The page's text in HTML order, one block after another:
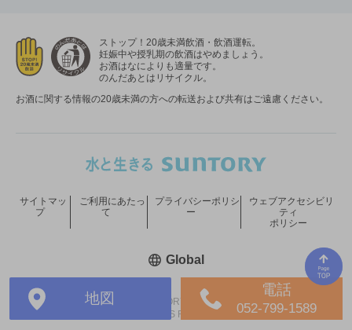
地図
電話
052-799-1589
ストップ！20歳未満飲酒・飲酒運転。
妊娠中や授乳期の飲酒はやめましょう。
お酒はなによりも適量です。
のんだあとはリサイクル。
お酒に関する情報の20歳未満の方への転送および共有はご遠慮ください。
COPYRIGHT © SUNTORY HOLDINGS LIMITED.
ALL RIGHTS RESERVED.
サイトマッ
プ
ご利用にあたっ
て
プライバシーポリシ
ー
ウェブアクセシビリ
ティ
ポリシー
Global新しいウィンドウで開く